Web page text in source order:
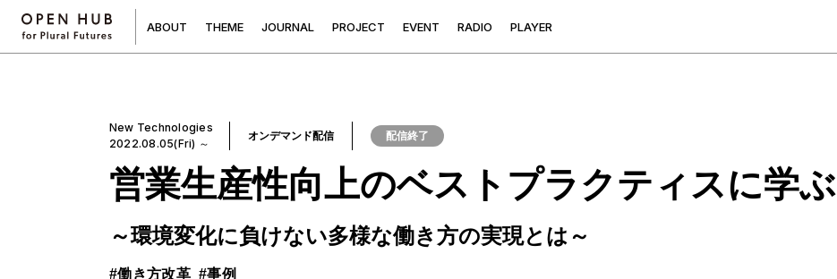
ABOUT THEME JOURNAL PROJECT EVENT RADIO PLAYER
New Technologies
2022.08.05(Fri) ～
オンデマンド配信 配信終了
営業生産性向上のベストプラクティスに学ぶ
～環境変化に負けない多様な働き方の実現とは～
#働き方改革 #事例